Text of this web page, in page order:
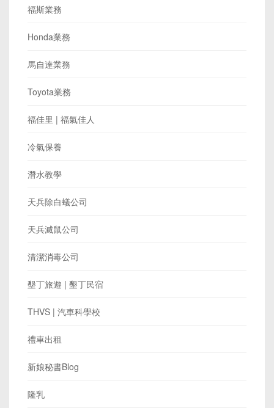
福斯業務
Honda業務
馬自達業務
Toyota業務
福佳里 | 福氣佳人
冷氣保養
潛水教學
天兵除白蟻公司
天兵滅鼠公司
清潔消毒公司
墾丁旅遊 | 墾丁民宿
THVS | 汽車科學校
禮車出租
新娘秘書Blog
隆乳